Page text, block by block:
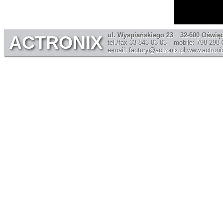
ACTRONIX
ul. Wyspiańskiego 23
tel./fax 33 843 03 03
e-mail: factory@actronix.pl
32-600
mobile: 798 298